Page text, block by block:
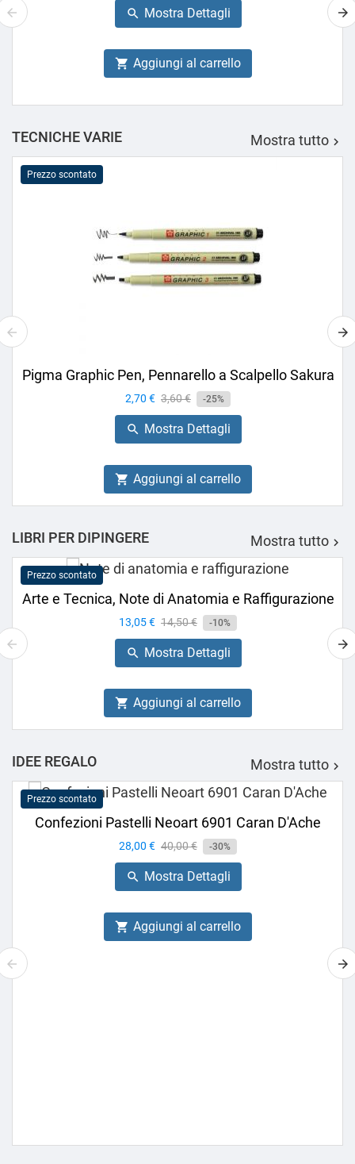
 Mostra Dettagli
 Aggiungi al carrello
TECNICHE VARIE Mostra tutto 
Prezzo scontato
Pigma Graphic Pen, Pennarello a Scalpello Sakura
Prezzo
2,70 € Prezzo
base
3,60 € -25%
 Mostra Dettagli
 Aggiungi al carrello
LIBRI PER DIPINGERE Mostra tutto 
Prezzo scontato
Arte e Tecnica, Note di Anatomia e Raffigurazione
Prezzo
13,05 € Prezzo
base
14,50 € -10%
 Mostra Dettagli
 Aggiungi al carrello
IDEE REGALO Mostra tutto 
Prezzo scontato
Confezioni Pastelli Neoart 6901 Caran D'Ache
Prezzo
28,00 € Prezzo
base
40,00 € -30%
 Mostra Dettagli
 Aggiungi al carrello